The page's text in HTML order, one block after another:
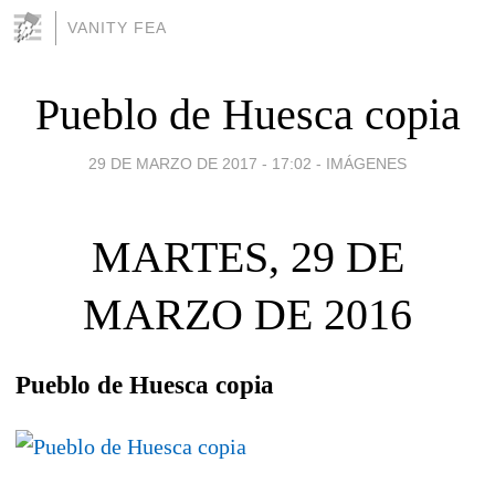
VANITY FEA
Pueblo de Huesca copia
29 DE MARZO DE 2017 - 17:02 - IMÁGENES
MARTES, 29 DE
MARZO DE 2016
Pueblo de Huesca copia